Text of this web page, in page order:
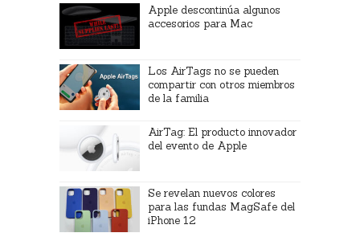
Apple descontinúa algunos
accesorios para Mac
Los AirTags no se pueden
compartir con otros miembros
de la familia
AirTag: El producto innovador
del evento de Apple
Se revelan nuevos colores
para las fundas MagSafe del
iPhone 12